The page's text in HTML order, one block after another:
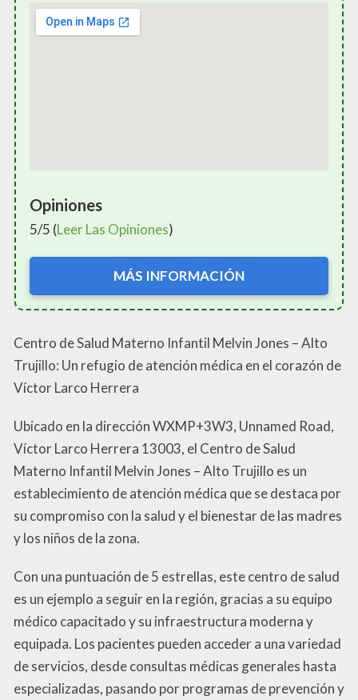
Opiniones
5/5 (Leer Las Opiniones)
MÁS INFORMACIÓN
Centro de Salud Materno Infantil Melvin Jones – Alto
Trujillo: Un refugio de atención médica en el corazón de
Víctor Larco Herrera
Ubicado en la dirección WXMP+3W3, Unnamed Road,
Víctor Larco Herrera 13003, el Centro de Salud
Materno Infantil Melvin Jones – Alto Trujillo es un
establecimiento de atención médica que se destaca por
su compromiso con la salud y el bienestar de las madres
y los niños de la zona.
Con una puntuación de 5 estrellas, este centro de salud
es un ejemplo a seguir en la región, gracias a su equipo
médico capacitado y su infraestructura moderna y
equipada. Los pacientes pueden acceder a una variedad
de servicios, desde consultas médicas generales hasta
especializadas, pasando por programas de prevención y